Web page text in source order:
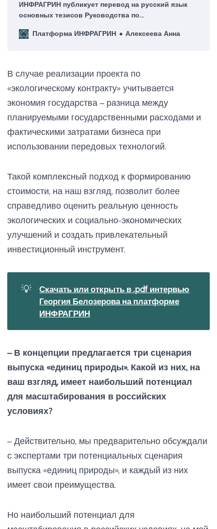
ИНФРАГРИН публикует перевод на русский язык
основных тезисов Руководства по
результаты, для сохранения биоразнообразия
Платформа ИНФРАГРИН Алексеева Анна
В случае реализации проекта по
«экологическому контракту» учитывается
экономия государства – разница между
планируемыми государственными расходами и
фактическими затратами бизнеса при
использовании передовых технологий.
Такой комплексный подход к формированию
стоимости, на наш взгляд, позволит более
справедливо оценить реальную ценность
экологических и социально-экономических
улучшений и создать привлекательный
инвестиционный инструмент.
💡
Скачать или открыть в .pdf интервью
Георгия Белозерова на платформе
ИНФРАГРИН
– В концепции предлагается три сценария
выпуска «единиц природы». Какой из них, на
ваш взгляд, имеет наибольший потенциал
для масштабирования в российских
условиях?
– Действительно, мы предварительно обсуждали
с экспертами три потенциальных сценария
выпуска «единиц природы», и каждый из них
имеет свои преимущества.
Но наибольший потенциал для